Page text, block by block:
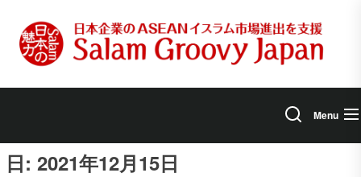
content
Menu
日: 2021年12月15日